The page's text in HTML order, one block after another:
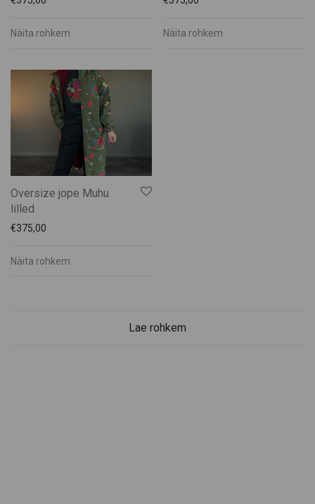
Näita rohkem Näita rohkem
Oversize jope Muhu
lilled
€375,00
Näita rohkem
Lae rohkem